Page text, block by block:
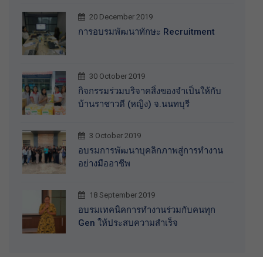
20 December 2019
การอบรมพัฒนาทักษะ Recruitment
30 October 2019
กิจกรรมร่วมบริจาคสิ่งของจำเป็นให้กับ
บ้านราชาวดี (หญิง) จ.นนทบุรี
3 October 2019
อบรมการพัฒนาบุคลิกภาพสู่การทำงาน
อย่างมืออาชีพ
18 September 2019
อบรมเทคนิคการทำงานร่วมกับคนทุก
Gen ให้ประสบความสำเร็จ